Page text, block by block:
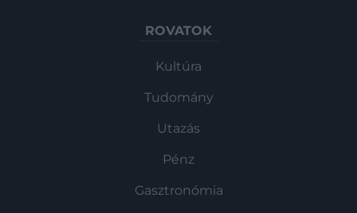
ROVATOK
Kultúra
Tudomány
Utazás
Pénz
Gasztronómia